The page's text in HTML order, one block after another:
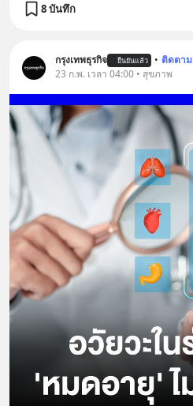
8 บันทึก
กรุงเทพธุรกิจ ยืนยันแล้ว • ติดตาม
23 ก.พ. เวลา 04:00 • สุขภาพ